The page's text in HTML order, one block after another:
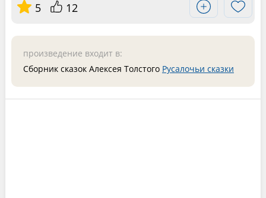
5 12
произведение входит в:
Сборник сказок Алексея Толстого Русалочьи сказки